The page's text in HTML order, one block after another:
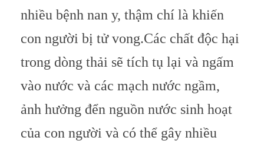
nhiều bệnh nan y, thậm chí là khiến
con người bị tử vong.Các chất độc hại
trong dòng thải sẽ tích tụ lại và ngấm
vào nước và các mạch nước ngầm,
ảnh hưởng đển nguồn nước sinh hoạt
của con người và có thể gây nhiều